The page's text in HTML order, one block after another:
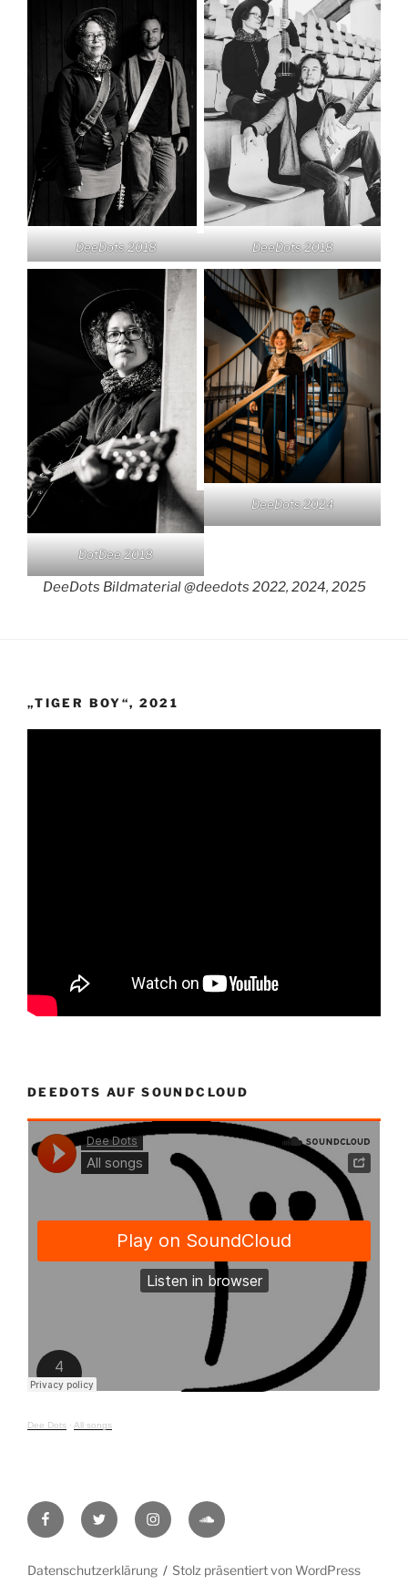
DeeDots 2018 DeeDots 2018
DotDee 2018
DeeDots 2024
DeeDots Bildmaterial @deedots 2022, 2024, 2025
„TIGER BOY“, 2021
DEEDOTS AUF SOUNDCLOUD
Dee Dots · All songs
FacebookTwitter InstagramSoundcloud
Datenschutzerklärung Stolz präsentiert von WordPress